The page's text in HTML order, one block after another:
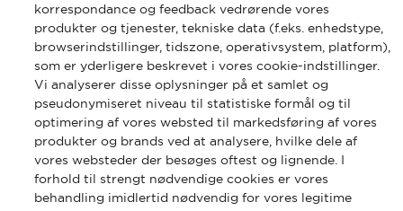
korrespondance og feedback vedrørende vores
produkter og tjenester, tekniske data (f.eks. enhedstype,
browserindstillinger, tidszone, operativsystem, platform),
som er yderligere beskrevet i vores cookie-indstillinger.
Vi analyserer disse oplysninger på et samlet og
pseudonymiseret niveau til statistiske formål og til
optimering af vores websted til markedsføring af vores
produkter og brands ved at analysere, hvilke dele af
vores websteder der besøges oftest og lignende. I
forhold til strengt nødvendige cookies er vores
behandling imidlertid nødvendig for vores legitime